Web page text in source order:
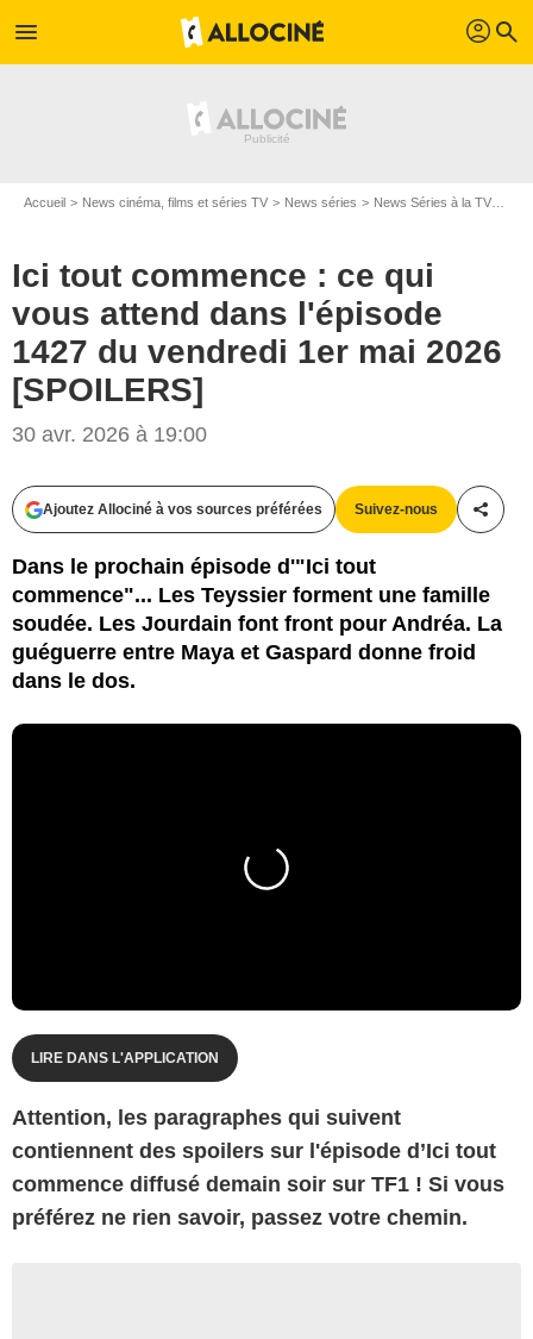
menu profil search
Accueil News cinéma, films et séries TV News séries News Séries à la TV
Ici tout commence : ce qui
vous attend dans l'épisode
1427 du vendredi 1er mai 2026
[SPOILERS]
30 avr. 2026 à 19:00
Ajoutez Allociné à vos sources préférées Suivez-nous
Dans le prochain épisode d'"Ici tout
commence"... Les Teyssier forment une famille
soudée. Les Jourdain font front pour Andréa. La
guéguerre entre Maya et Gaspard donne froid
dans le dos.
LIRE DANS L'APPLICATION
Attention, les paragraphes qui suivent
contiennent des spoilers sur l'épisode d’Ici tout
commence diffusé demain soir sur TF1 ! Si vous
préférez ne rien savoir, passez votre chemin.